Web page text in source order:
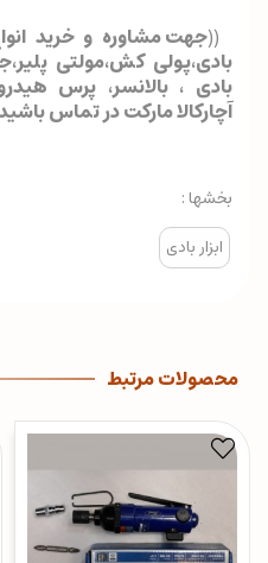
((جهت مشاوره و خرید
بادی،پولی کش،مولتی
بادی ، بالانسر، پرس
آچارکالا مارکت در تماس
بخشها :
ابزار بادی
محصولات مرتبط